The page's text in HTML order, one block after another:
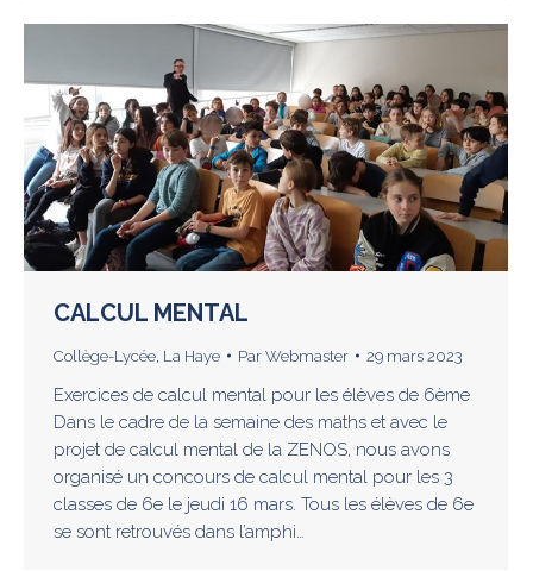
CALCUL MENTAL
Collège-Lycée, La Haye Par Webmaster 29 mars 2023
Exercices de calcul mental pour les élèves de 6ème
Dans le cadre de la semaine des maths et avec le
projet de calcul mental de la ZENOS, nous avons
organisé un concours de calcul mental pour les 3
classes de 6e le jeudi 16 mars. Tous les élèves de 6e
se sont retrouvés dans l’amphi…